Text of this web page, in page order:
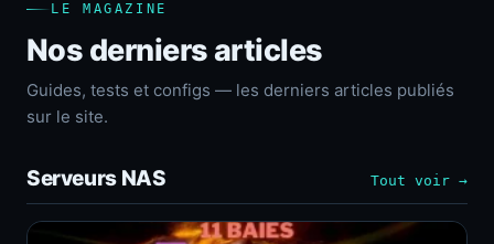
LE MAGAZINE
Nos derniers articles
Guides, tests et configs — les derniers articles publiés
sur le site.
Serveurs NAS Tout voir →